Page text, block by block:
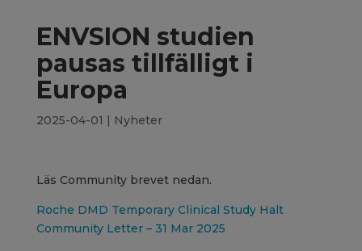
ENVSION studien
pausas tillfälligt i
Europa
2025-04-01 | Nyheter
Läs Community brevet nedan.
Roche DMD Temporary Clinical Study Halt
Community Letter – 31 Mar 2025